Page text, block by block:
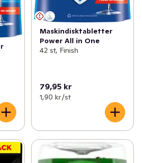
Maskindisktabletter
Power All in One
42 st, Finish
79,95 kr
1,90 kr /st